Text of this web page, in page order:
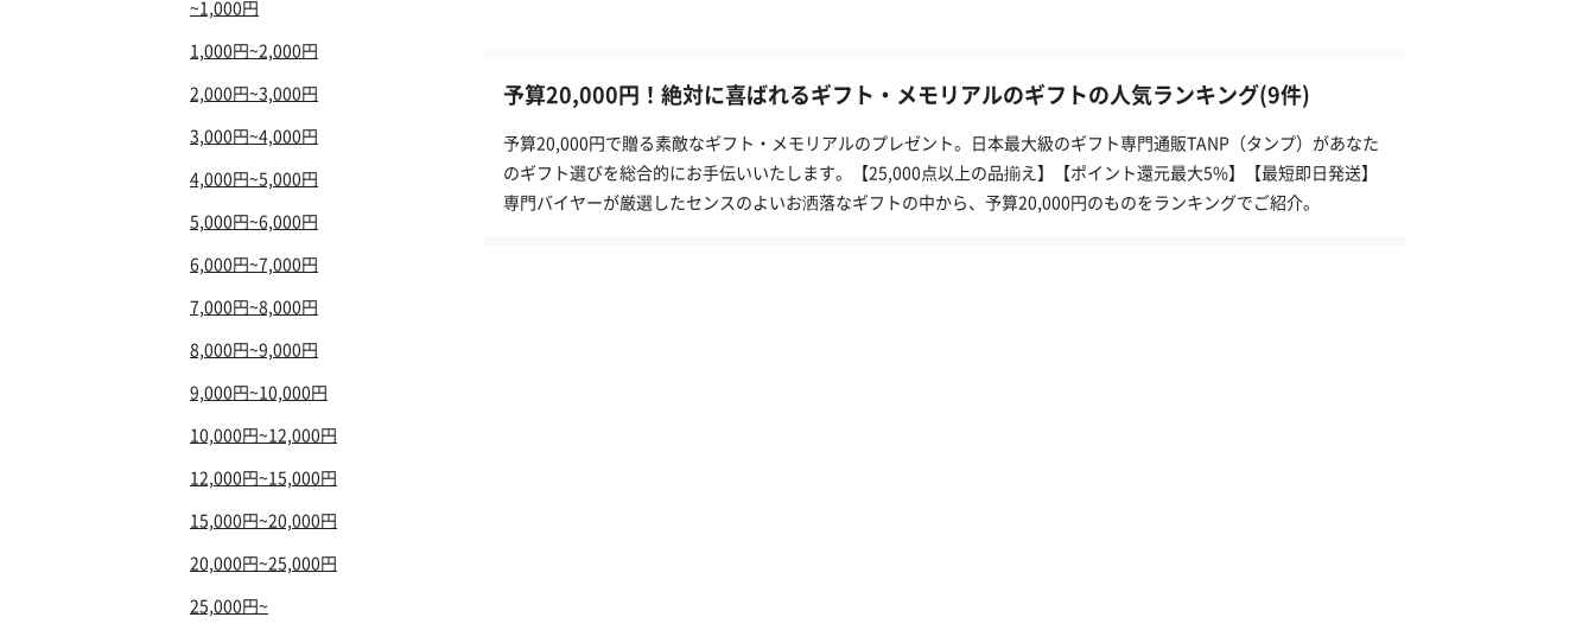
~1,000円
1,000円~2,000円
2,000円~3,000円
3,000円~4,000円
4,000円~5,000円
5,000円~6,000円
6,000円~7,000円
7,000円~8,000円
8,000円~9,000円
9,000円~10,000円
10,000円~12,000円
12,000円~15,000円
15,000円~20,000円
20,000円~25,000円
25,000円~
予算20,000円！絶対に喜ばれるギフト・メモリアルのギフトの人気ランキング(9件)
予算20,000円で贈る素敵なギフト・メモリアルのプレゼント。日本最大級のギフト専門通販TANP（タンプ）があなた
のギフト選びを総合的にお手伝いいたします。【25,000点以上の品揃え】【ポイント還元最大5%】【最短即日発送】
専門バイヤーが厳選したセンスのよいお洒落なギフトの中から、予算20,000円のものをランキングでご紹介。